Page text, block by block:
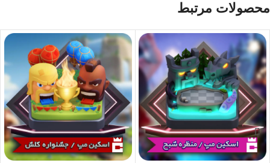
محصولات مرتبط